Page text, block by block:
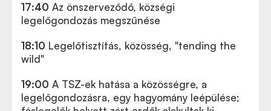
17:40 Az önszerveződő, községi
legelőgondozás megszűnése
18:10 Legelőtisztítás, közösség, "tending the
wild"
19:00 A TSZ-ek hatása a közösségre, a
legelőgondozásra, egy hagyomány leépülése;